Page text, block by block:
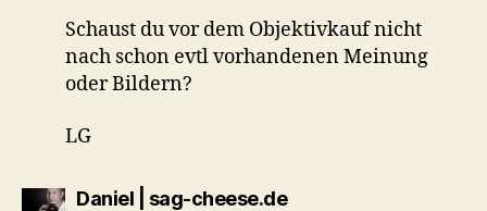
Schaust du vor dem Objektivkauf nicht
nach schon evtl vorhandenen Meinung
oder Bildern?
LG
Daniel | sag-cheese.desagt: